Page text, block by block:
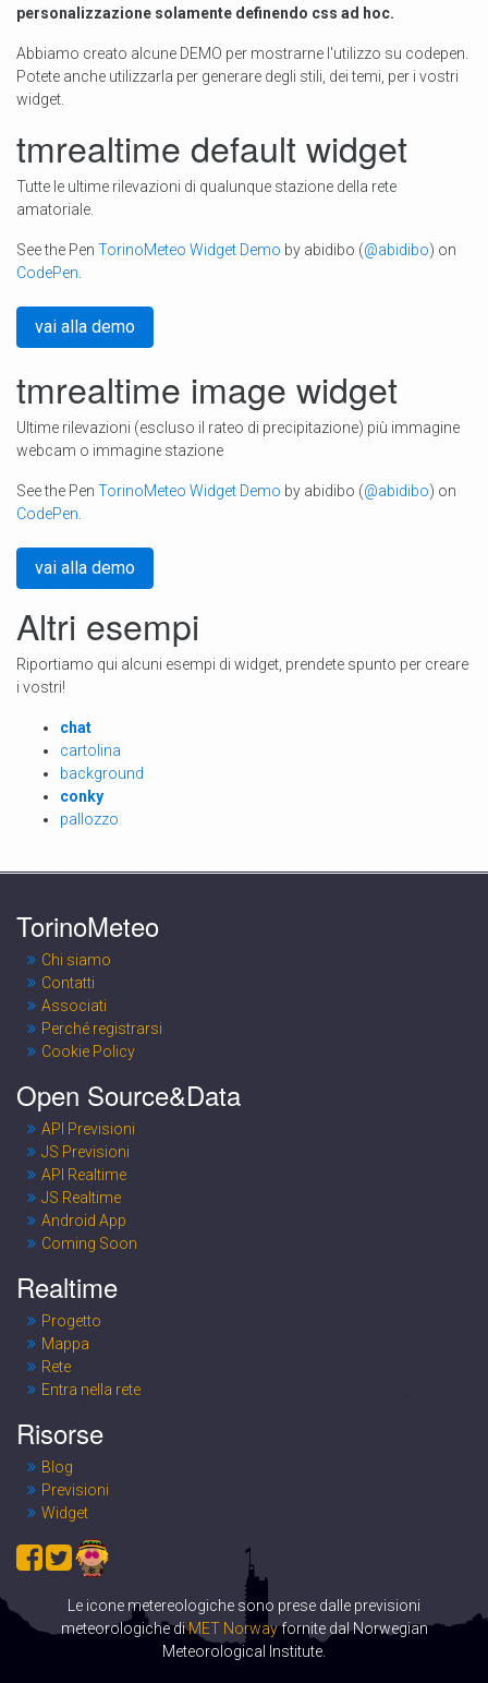
personalizzazione solamente definendo css ad hoc.
Abbiamo creato alcune DEMO per mostrarne l'utilizzo su codepen.
Potete anche utilizzarla per generare degli stili, dei temi, per i vostri
widget.
tmrealtime default widget
Tutte le ultime rilevazioni di qualunque stazione della rete
amatoriale.
See the Pen TorinoMeteo Widget Demo by abidibo (@abidibo) on
CodePen
vai alla demo
tmrealtime image widget
Ultime rilevazioni (escluso il rateo di precipitazione) più immagine
webcam o immagine stazione
See the Pen TorinoMeteo Widget Demo by abidibo (@abidibo) on
CodePen
vai alla demo
Altri esempi
Riportiamo qui alcuni esempi di widget, prendete spunto per creare
i vostri!
chat
cartolina
background
conky
pallozzo
TorinoMeteo
Chi siamo
Contatti
Associati
Perché registrarsi
Cookie Policy
Open Source&Data
API Previsioni
JS Previsioni
API Realtime
JS Realtime
Android App
Coming Soon
Realtime
Progetto
Mappa
Rete
Entra nella rete
Risorse
Blog
Previsioni
Widget
Le icone metereologiche sono prese dalle previsioni
meteorologiche diMET Norwayfornite dal Norwegian
Meteorological Institute.